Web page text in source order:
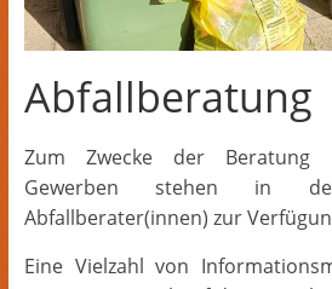
Abfallberatung
Zum Zwecke der Beratung
Gewerben stehen in
Abfallberater(innen) zur
Eine Vielzahl von